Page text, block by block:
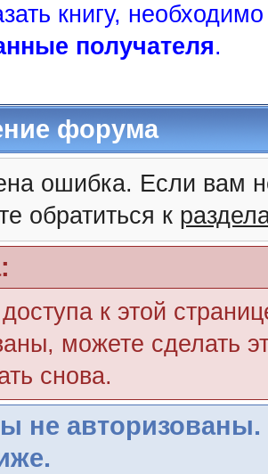
книгу,
получателя.
форума
ошибка. Если вам
обратиться к
к этой
можете сделать
снова.
не авторизованы.